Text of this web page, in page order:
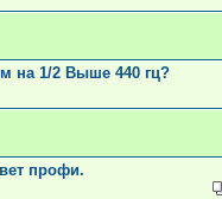
на 1/2 Выше 440 гц?
профи.